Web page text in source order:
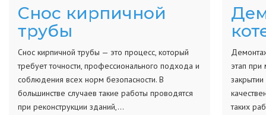
Снос кирпичной
трубы
Снос кирпичной трубы — это процесс, который
требует точности, профессионального подхода и
соблюдения всех норм безопасности. В
большинстве случаев такие работы проводятся
при реконструкции зданий,…
этап
таких